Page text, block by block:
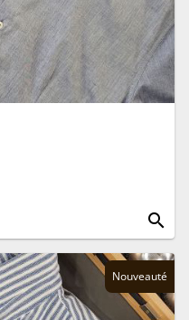
search
Nouveauté